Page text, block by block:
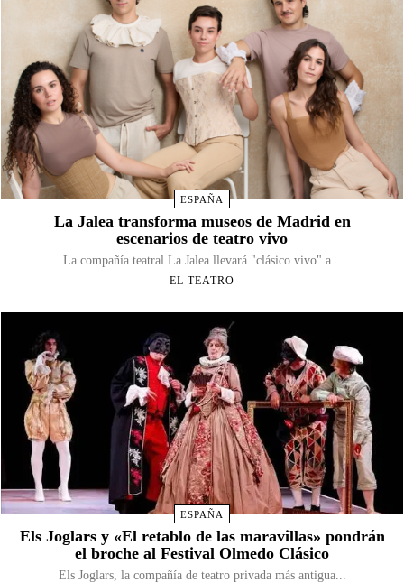
ESPAÑA
La Jalea transforma museos de Madrid en
escenarios de teatro vivo
La compañía teatral La Jalea llevará "clásico vivo" a...
EL TEATRO
ESPAÑA
Els Joglars y «El retablo de las maravillas» pondrán
el broche al Festival Olmedo Clásico
Els Joglars, la compañía de teatro privada más antigua...